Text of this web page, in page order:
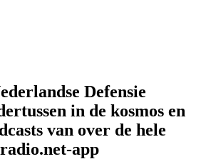
Defensie
in de kosmos en
van over de hele
app